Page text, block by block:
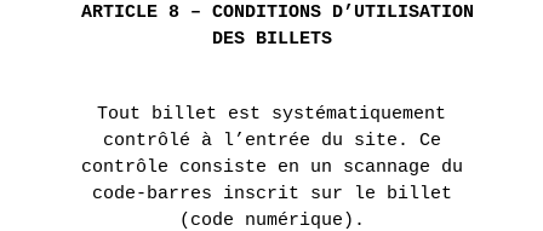
ARTICLE 8 – CONDITIONS D’UTILISATION
DES BILLETS
Tout billet est systématiquement
contrôlé à l’entrée du site. Ce
contrôle consiste en un scannage du
code-barres inscrit sur le billet
(code numérique).